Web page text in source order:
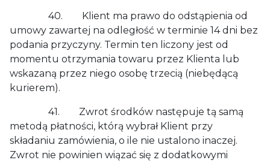
40. Klient ma prawo do odstąpienia od
umowy zawartej na odległość w terminie 14 dni bez
podania przyczyny. Termin ten liczony jest od
momentu otrzymania towaru przez Klienta lub
wskazaną przez niego osobę trzecią (niebędącą
kurierem).
41. Zwrot środków następuje tą samą
metodą płatności, którą wybrał Klient przy
składaniu zamówienia, o ile nie ustalono inaczej.
Zwrot nie powinien wiązać się z dodatkowymi